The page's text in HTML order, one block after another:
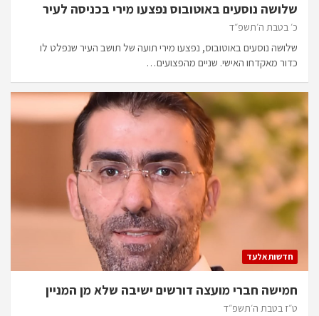
שלושה נוסעים באוטובוס נפצעו מירי בכניסה לעיר
כ׳ בטבת ה׳תשפ״ד
שלושה נוסעים באוטובוס, נפצעו מירי תועה של תושב העיר שנפלט לו
כדור מאקדחו האישי. שניים מהפצועים…
חדשות אלעד
חמישה חברי מועצה דורשים ישיבה שלא מן המניין
ט״ז בטבת ה׳תשפ״ד